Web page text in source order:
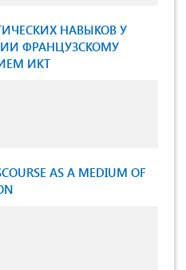
НАВЫКОВ У
ФРАНЦУЗСКОМУ
ИКТ
AS A MEDIUM OF